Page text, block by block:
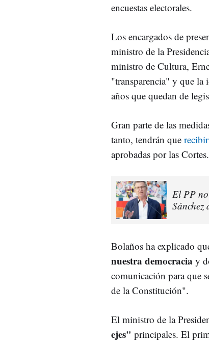
encuestas electorales.
Los encargados de
ministro de la
ministro de Cultura,
"transparencia" y que la
años que quedan de
Gran parte de las
tanto, tendrán que
aprobadas por las Cortes.
El PP
Sánchez
Bolaños ha explicado
nuestra democracia y
comunicación para que
de la Constitución".
El ministro de la
ejes" principales. El